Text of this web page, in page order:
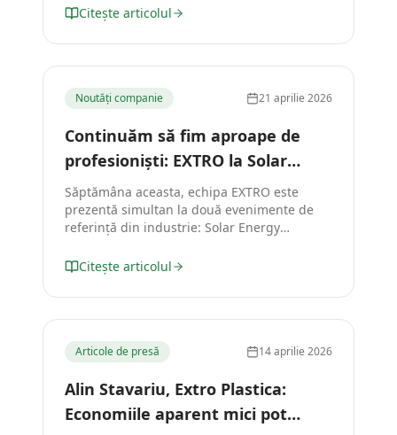
producție 100% verde, bazată pe materiale
reciclate.
Citește articolul
Noutăți companie 21 aprilie 2026
Continuăm să fim aproape de
profesioniști: EXTRO la Solar
Energy Bucharest Summit și
Coloana Construct Expo
Săptămâna aceasta, echipa EXTRO este
prezentă simultan la două evenimente de
referință din industrie: Solar Energy
Parlamentului) și Coloana Construct Expo,
ediția a II-a (23 aprilie, Vatra Dornei).
Citește articolul
Articole de presă 14 aprilie 2026
Alin Stavariu, Extro Plastica:
Economiile aparent mici pot